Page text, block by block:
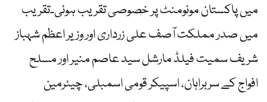
میں پاکستان مونومنٹ پر خصوصی تقریب ہوئی۔تقریب
میں صدر مملکت آصف علی زرداری اور وزیر اعظم شہباز
شریف سمیت فیلڈ مارشل سید عاصم منیر اور مسلح
افواج کے سربراہان، اسپیکر قومی اسمبلی، چیئرمین